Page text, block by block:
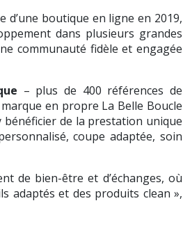
d’une boutique en ligne en 2019,
dans plusieurs grandes
communauté fidèle et engagée
– plus de 400 références de
en propre La Belle Boucle
de la prestation unique
coupe adaptée, soin
de bien-être et d’échanges, où
adaptés et des produits clean »,